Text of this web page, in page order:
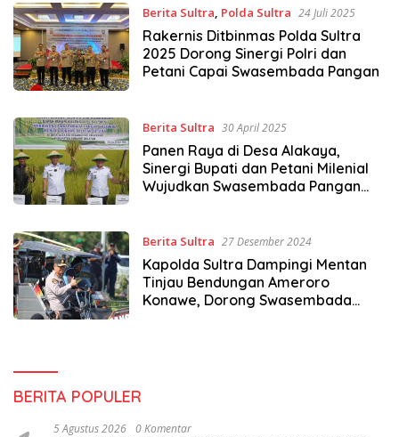
Berita Sultra, Polda Sultra 24 Juli 2025
Rakernis Ditbinmas Polda Sultra
2025 Dorong Sinergi Polri dan
Petani Capai Swasembada Pangan
Berita Sultra 30 April 2025
Panen Raya di Desa Alakaya,
Sinergi Bupati dan Petani Milenial
Wujudkan Swasembada Pangan
Berita Sultra 27 Desember 2024
Kapolda Sultra Dampingi Mentan
Tinjau Bendungan Ameroro
Konawe, Dorong Swasembada
BERITA POPULER
5 Agustus 2026 0 Komentar